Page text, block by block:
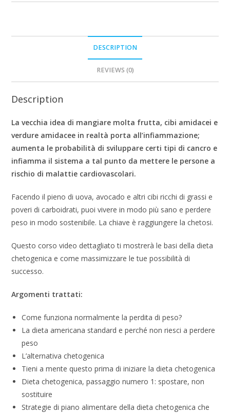
DESCRIPTION
REVIEWS (0)
Description
La vecchia idea di mangiare molta frutta, cibi amidacei e
verdure amidacee in realtà porta all’infiammazione;
aumenta le probabilità di sviluppare certi tipi di cancro e
infiamma il sistema a tal punto da mettere le persone a
rischio di malattie cardiovascolari.
Facendo il pieno di uova, avocado e altri cibi ricchi di grassi e
poveri di carboidrati, puoi vivere in modo più sano e perdere
peso in modo sostenibile. La chiave è raggiungere la chetosi.
Questo corso video dettagliato ti mostrerà le basi della dieta
chetogenica e come massimizzare le tue possibilità di
successo.
Argomenti trattati:
Come funziona normalmente la perdita di peso?
La dieta americana standard e perché non riesci a perdere
peso
L’alternativa chetogenica
Tieni a mente questo prima di iniziare la dieta chetogenica
Dieta chetogenica, passaggio numero 1: spostare, non
sostituire
Strategie di piano alimentare della dieta chetogenica che